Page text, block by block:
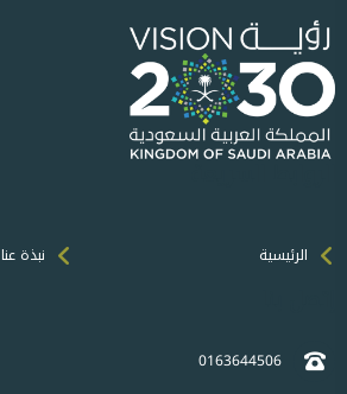
الرئيسية نبذة عنا
0163644506